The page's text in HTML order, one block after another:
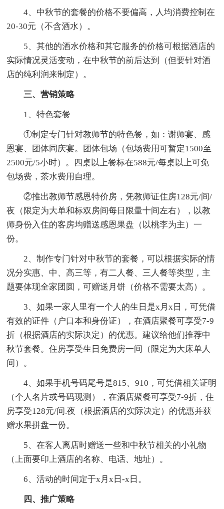
4、中秋节的套餐的价格不要偏高，人均消费控制在
20-30元（不含酒水）。
5、其他的酒水价格和其它服务的价格可根据酒店的
实际情况灵活变动，在中秋节的前后达到（但要针对酒
店的纯利润来制定）。
三、营销策略
1、特色套餐
①制定专门针对教师节的特色餐，如：谢师宴、感
恩宴、团体同庆宴。团体包场（包场费用可暂定1500至
2500元/5小时）。四桌以上餐标在588元/每桌以上可免
包场费，茶水费用自理。
②推出教师节感恩特价房，凭教师证住房128元/间/
夜（限定为大单和标双房间每日限量十间左右），以教
师身份入住的客房均赠送感恩果盘（以桃李为主）一
份。
2、制作专门针对中秋节的套餐，可以根据实际的情
况分实惠、中、高三等，有二人餐、三人餐等类型，主
题要体现全家团圆，可赠送月饼（价格不需要太高）。
3、如果一家人里有一个人的生日是x月x日，可凭借
有效的证件（户口本和身份证），在酒店聚餐可享受7-9
折（根据酒店的实际决定）的优惠。建议给他们推荐中
秋节套餐。住房享受生日免费房一间（限定为大床单人
间）。
4、如果手机号码尾号是815、910，可凭借相关证明
（个人名片或号码现测），在酒店聚餐可享受7-9折，住
房享受128元/间.夜（根据酒店的实际决定）的优惠并获
赠水果拼盘一份。
5、在客人离店时赠送一些和中秋节相关的小礼物
（上面要印上酒店的名称、电话、地址）。
6、活动的时间定于x月x日-x日。
四、推广策略